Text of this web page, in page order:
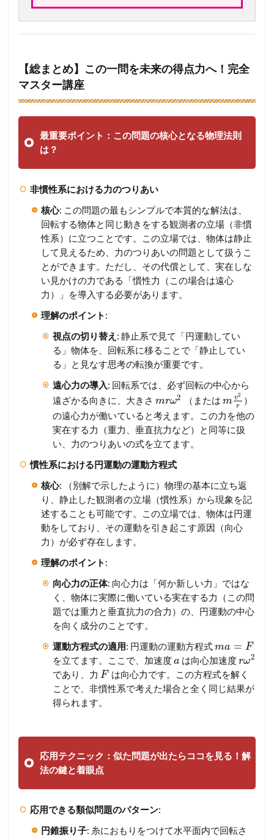
【総まとめ】この一問を未来の得点力へ！完全
マスター講座
最重要ポイント：この問題の核心となる物理法則
は？
非慣性系における力のつりあい
核心: この問題の最もシンプルで本質的な解法は、
回転する物体と同じ動きをする観測者の立場（非慣
性系）に立つことです。この立場では、物体は静止
して見えるため、力のつりあいの問題として扱うこ
とができます。ただし、その代償として、実在しな
い見かけの力である「慣性力（この場合は遠心
力）」を導入する必要があります。
理解のポイント :
視点の切り替え : 静止系で見て「円運動してい
る」物体を、回転系に移ることで「静止してい
る」と見なす思考の転換が重要です。
遠心力の導入: 回転系では、必ず回転の中心から
遠ざかる向きに、大きさmrω2 （または m v2
r
）
の遠心力が働いていると考えます。この力を他の
実在する力（重力、垂直抗力など）と同等に扱
い、力のつりあいの式を立てます。
慣性系における円運動の運動方程式
核心: （別解で示したように）物理の基本に立ち返
り、静止した観測者の立場（慣性系）から現象を記
述することも可能です。この立場では、物体は円運
動をしており、その運動を引き起こす原因（向心
力）が必ず存在します。
理解のポイント :
向心力の正体: 向心力は「何か新しい力」ではな
く、物体に実際に働いている実在する力（この問
題では重力と垂直抗力の合力）の、円運動の中心
を向く成分のことです。
運動方程式の適用: 円運動の運動方程式ma = F
を立てます。ここで、加速度a は向心加速度rω2
であり、力 F は向心力です。この方程式を解く
ことで、非慣性系で考えた場合と全く同じ結果が
得られます。
応用テクニック：似た問題が出たらココを見る！解
法の鍵と着眼点
応用できる類似問題のパターン:
円錐振り子: 糸におもりをつけて水平面内で回転さ